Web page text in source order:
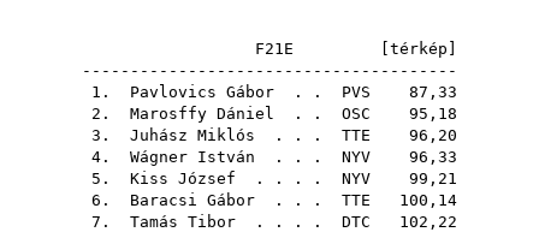
F21E [ térkép
---------------------------------------
1. Pavlovics Gábor . . PVS 87,33
2. Marosffy Dániel . . OSC 95,18
3. Juhász Miklós . . . TTE 96,20
4. Wágner István . . . NYV 96,33
5. Kiss József . . . . NYV 99,21
6. Baracsi Gábor . . . TTE 100,14
7. Tamás Tibor . . . . DTC 102,22